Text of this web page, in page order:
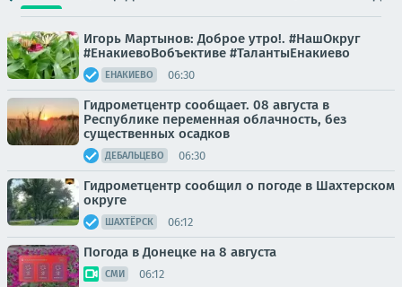
Игорь Мартынов: Доброе утро!. #НашОкруг
#ЕнакиевоВобъективе #ТалантыЕнакиево
ЕНАКИЕВО 06:30
Гидрометцентр сообщает. 08 августа в
Республике переменная облачность, без
существенных осадков
ДЕБАЛЬЦЕВО 06:30
Гидрометцентр сообщил о погоде в Шахтерском
округе
ШАХТЁРСК 06:12
Погода в Донецке на 8 августа
СМИ 06:12